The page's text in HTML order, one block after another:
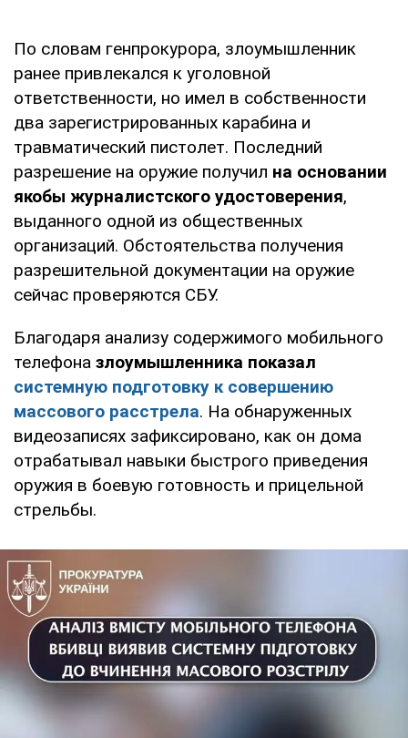
По словам генпрокурора, злоумышленник
ранее привлекался к уголовной
ответственности, но имел в собственности
два зарегистрированных карабина и
травматический пистолет. Последний
разрешение на оружие получил на основании
якобы журналистского удостоверения,
выданного одной из общественных
организаций. Обстоятельства получения
разрешительной документации на оружие
сейчас проверяются СБУ.
Благодаря анализу содержимого мобильного
телефона злоумышленника показал
системную подготовку к совершению
массового расстрела. На обнаруженных
видеозаписях зафиксировано, как он дома
отрабатывал навыки быстрого приведения
оружия в боевую готовность и прицельной
стрельбы.